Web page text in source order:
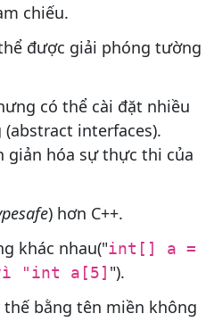
chiếu.
được giải phóng tường
có thể cài đặt nhiều
interfaces).
giản hóa sự thực thi của
) hơn C++.
khác nhau("int[] a =
"int a[5] ").
bằng tên miền không